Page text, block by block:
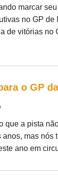
marcar
no GP de
de vitórias no
o GP
que a pista
mas nós
ano em